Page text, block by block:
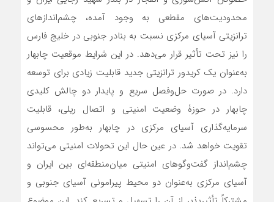
محدودیت‌های مقطعی به وجود آمده، چشم‌اندازهای
ترانزیتی آسیای مرکزی نسبت به بنادر جنوبی در خلیج فارس
را نیز تحت تأثیر قرار می‌دهد. در این شرایط موقعیت چابهار
به‌عنوان یک کریدور ترانزیتی جدید قابلیت زیادی برای توسعه
دارد. در صورت حل‌و‌فصل سریع و پایدار دو چالش کلیدی
چابهار در حوزۀ وضعیت امنیتی و اتصال ریلی، قابلیت
سرمایه‌گذاری آسیای مرکزی در چابهار به‌طور محسوسی
تقویت خواهد شد. در عین حال این تحولات امنیتی می‌تواند
چشم‌انداز گفت‌و‌گوهای امنیتی میان‌منطقه‌ای بین ایران و
آسیای مرکزی به‌عنوان دو محیط پیرامونی آسیای جنوبی و